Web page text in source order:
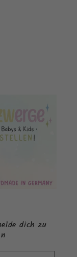
dich zu